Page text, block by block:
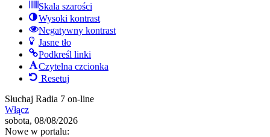
Skala szarości
Wysoki kontrast
Negatywny kontrast
Jasne tło
Podkreśl linki
Czytelna czcionka
Resetuj
Słuchaj Radia 7 on-line
Włącz
sobota, 08/08/2026
Nowe w portalu: